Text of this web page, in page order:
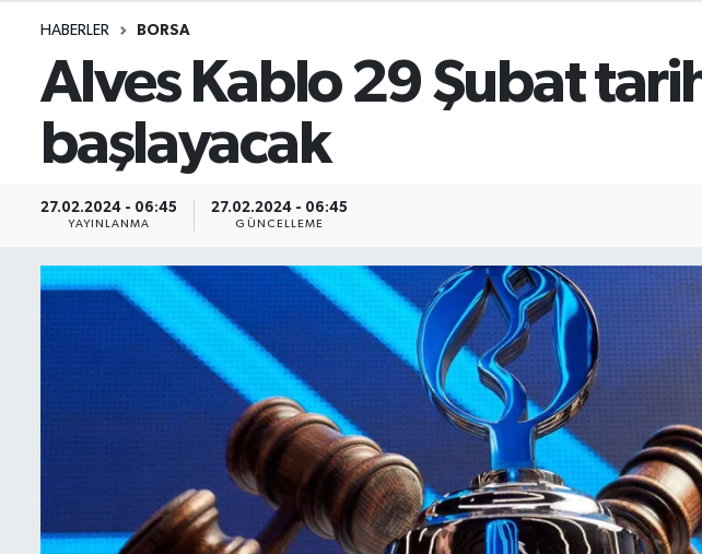
HABERLER BORSA
Alves Kablo 29 Şubat
başlayacak
27.02.2024 - 06:45
YAYINLANMA
27.02.2024 - 06:45
GÜNCELLEME
İletişim
Künye
Yasal Uyarı